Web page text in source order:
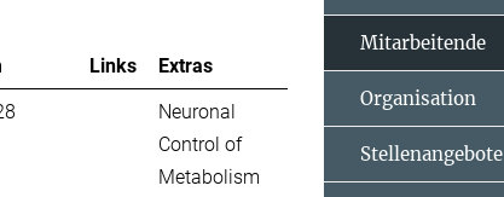
Links
Extras
Neuronal
Control of
Metabolism
Mitarbeitende
Organisation
Stellenangebote